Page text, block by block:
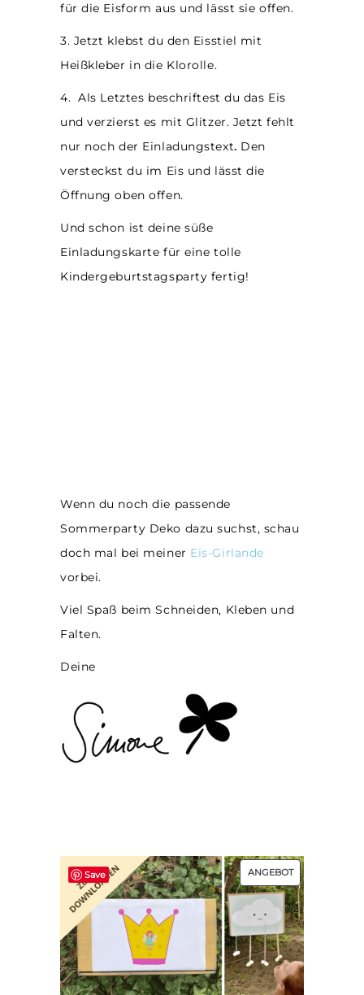
für die Eisform aus und lässt sie offen.
3. Jetzt klebst du den Eisstiel mit
Heißkleber in die Klorolle.
4. Als Letztes beschriftest du das Eis
und verzierst es mit Glitzer. Jetzt fehlt
nur noch der Einladungstext. Den
versteckst du im Eis und lässt die
Öffnung oben offen.
Und schon ist deine süße
Einladungskarte für eine tolle
Kindergeburtstagsparty fertig!
Wenn du noch die passende
Sommerparty Deko dazu suchst, schau
doch mal bei meiner Eis-Girlande
vorbei.
Viel Spaß beim Schneiden, Kleben und
Falten.
Deine
ANGEBOTPRODUKT
IM
ANGEBOT
Save